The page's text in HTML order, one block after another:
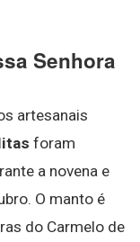
Senhora
artesanais
foram
a novena e
O manto é
do Carmelo de